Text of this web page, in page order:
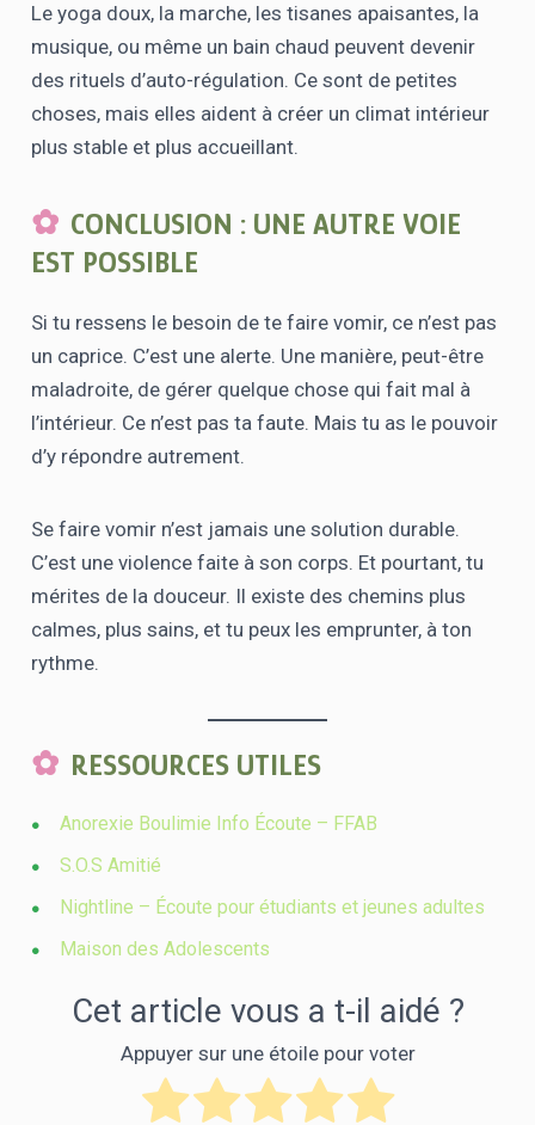
Le yoga doux, la marche, les tisanes apaisantes, la
musique, ou même un bain chaud peuvent devenir
des rituels d’auto-régulation. Ce sont de petites
choses, mais elles aident à créer un climat intérieur
plus stable et plus accueillant.
CONCLUSION : UNE AUTRE VOIE
EST POSSIBLE
Si tu ressens le besoin de te faire vomir, ce n’est pas
un caprice. C’est une alerte. Une manière, peut-être
maladroite, de gérer quelque chose qui fait mal à
l’intérieur. Ce n’est pas ta faute. Mais tu as le pouvoir
d’y répondre autrement.
Se faire vomir n’est jamais une solution durable.
C’est une violence faite à son corps. Et pourtant, tu
mérites de la douceur. Il existe des chemins plus
calmes, plus sains, et tu peux les emprunter, à ton
rythme.
RESSOURCES UTILES
Anorexie Boulimie Info Écoute – FFAB
S.O.S Amitié
Nightline – Écoute pour étudiants et jeunes adultes
Maison des Adolescents
Cet article vous a t-il aidé ?
Appuyer sur une étoile pour voter